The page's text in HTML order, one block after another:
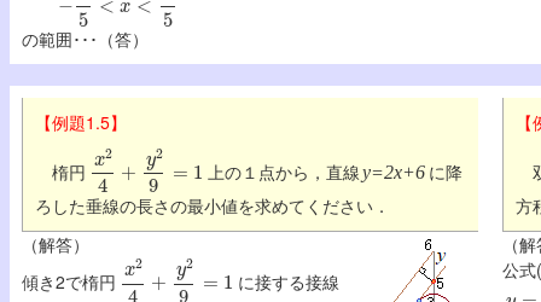
の範囲･･･（答）
【例題1.5】
楕円 x24 29 上の１点から，直線y=2x+6 に降
ろした垂線の長さの最小値を求めてください．
（解答）
傾き2で楕円 x24 29
に接する接線
方
（
公式
y=2